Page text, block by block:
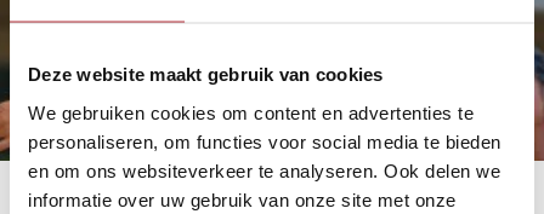
Deze website maakt gebruik van cookies
We gebruiken cookies om content en advertenties te
personaliseren, om functies voor social media te bieden
en om ons websiteverkeer te analyseren. Ook delen we
informatie over uw gebruik van onze site met onze
Bollywoodfilms: dit wil je doen tijdens je